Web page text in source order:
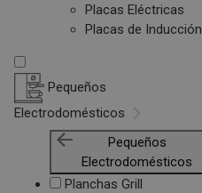
Placas Eléctricas
Placas de Inducción
Pequeños
Electrodomésticos
Pequeños
Electrodomésticos
Planchas Grill